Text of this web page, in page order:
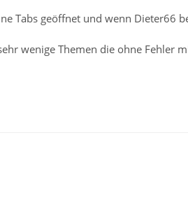
Tabs geöffnet und wenn Dieter66
wenige Themen die ohne Fehler